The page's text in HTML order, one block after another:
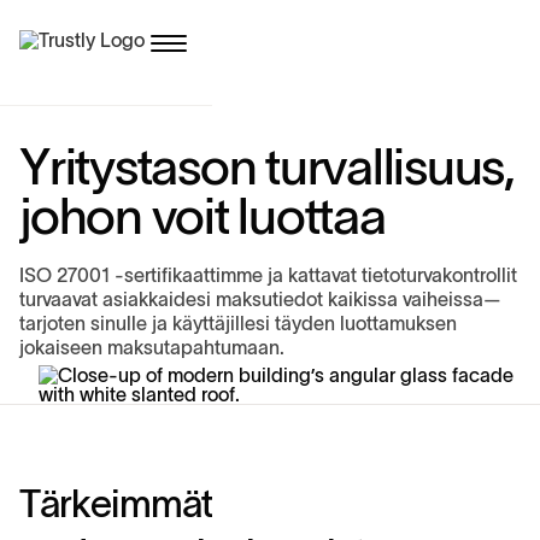
Yritystasonturvallisuus,
johonvoit luottaa
ISO 27001 -sertifikaattimme ja kattavat tietoturvakontrollit
turvaavat asiakkaidesi maksutiedot kaikissa vaiheissa—
tarjoten sinulle ja käyttäjillesi täyden luottamuksen
jokaiseen maksutapahtumaan.
Tärkeimmät